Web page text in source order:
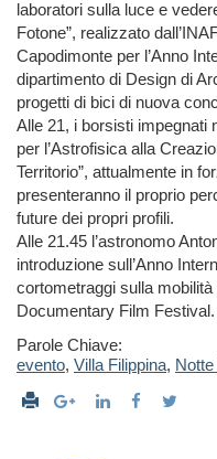
laboratori sulla luce e
Fotone”, realizzato
Capodimonte per l’Anno
dipartimento di Design di
progetti di bici di nuova
Alle 21, i borsisti impegnati
per l’Astrofisica alla
Territorio”, attualmente in
presenteranno il proprio
future dei propri profili.
Alle 21.45 l’astronomo
introduzione sull’Anno
cortometraggi sulla
Documentary Film Festival.
Parole Chiave:
evento, Villa Filippina,